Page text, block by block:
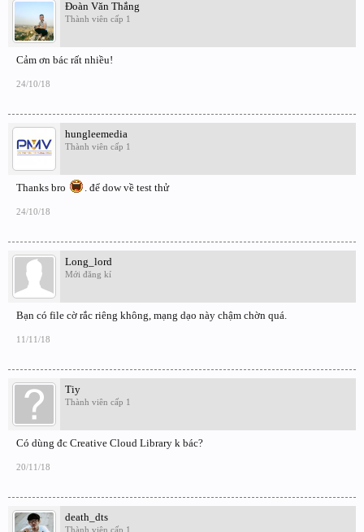
Đoàn Văn Thắng
Thành viên cấp 1
Cảm ơn bác rất nhiều!
24/10/18
hungleemedia
Thành viên cấp 1
Thanks bro . để dow về test thử
24/10/18
Long_lord
Mới đăng kí
Bạn có file cờ rắc riêng không, mạng dạo này chậm chờn quá.
11/11/18
Tiy
Thành viên cấp 1
Có dùng đc Creative Cloud Library k bác?
20/11/18
death_dts
Thành viên cấp 1